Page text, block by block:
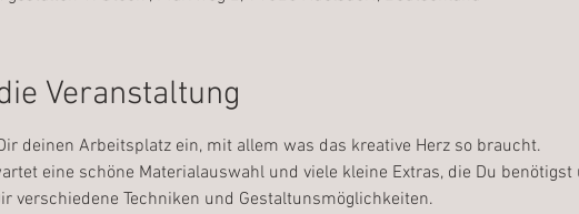
Veranstaltung
deinen Arbeitsplatz ein, mit allem was das kreative Herz so braucht.
eine schöne Materialauswahl und viele kleine Extras, die Du
verschiedene Techniken und Gestaltunsmöglichkeiten.